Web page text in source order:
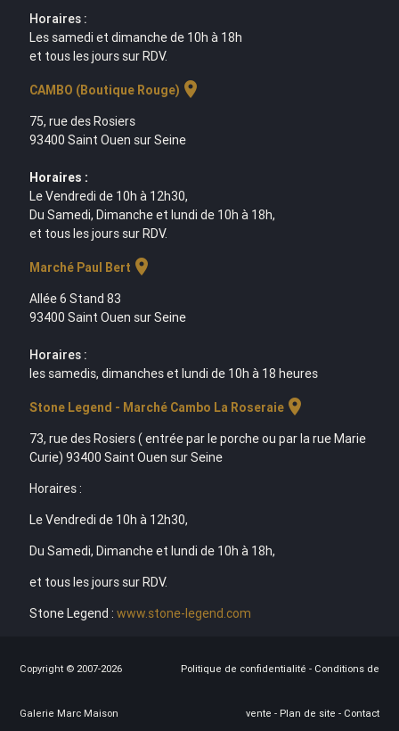
Horaires :
Les samedi et dimanche de 10h à 18h
et tous les jours sur RDV.
CAMBO (Boutique Rouge) location_on
75, rue des Rosiers
93400 Saint Ouen sur Seine
Horaires :
Le Vendredi de 10h à 12h30,
Du Samedi, Dimanche et lundi de 10h à 18h,
et tous les jours sur RDV.
Marché Paul Bert location_on
Allée 6 Stand 83
93400 Saint Ouen sur Seine
Horaires :
les samedis, dimanches et lundi de 10h à 18 heures
Stone Legend - Marché Cambo La Roseraielocation_on
73, rue des Rosiers ( entrée par le porche ou par la rue Marie
Curie) 93400 Saint Ouen sur Seine
Horaires :
Le Vendredi de 10h à 12h30,
Du Samedi, Dimanche et lundi de 10h à 18h,
et tous les jours sur RDV.
Stone Legend : www.stone-legend.com
Copyright © 2007-2026
Galerie Marc Maison
Politique de confidentialité - Conditions de
vente - Plan de site - Contact